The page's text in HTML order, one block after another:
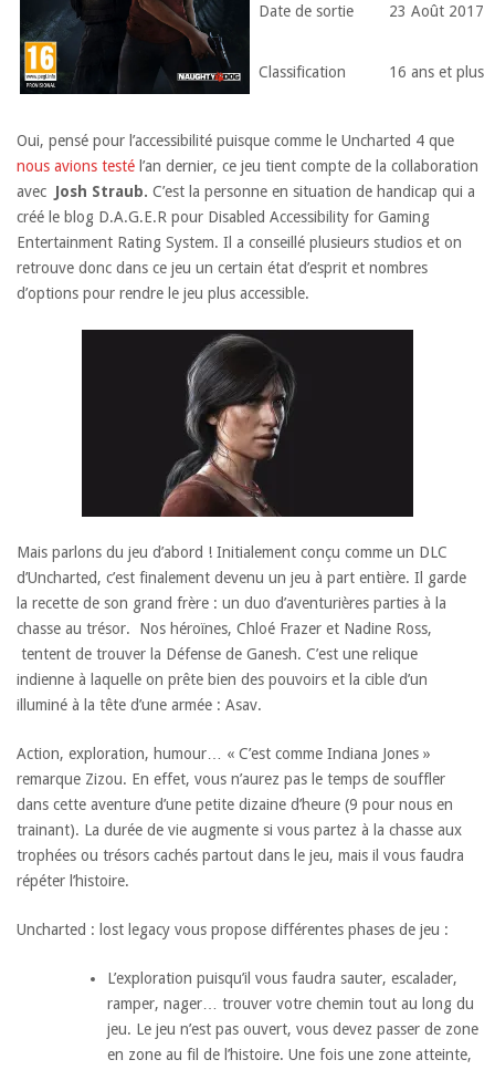
Date de sortie 23 Août 2017
Classification 16 ans et plus
Oui, pensé pour l’accessibilité puisque comme le Uncharted 4 que
nous avions testé l’an dernier, ce jeu tient compte de la collaboration
avec Josh Straub. C’est la personne en situation de handicap qui a
créé le blog D.A.G.E.R pour Disabled Accessibility for Gaming
Entertainment Rating System. Il a conseillé plusieurs studios et on
retrouve donc dans ce jeu un certain état d’esprit et nombres
d’options pour rendre le jeu plus accessible.
Mais parlons du jeu d’abord ! Initialement conçu comme un DLC
d’Uncharted, c’est finalement devenu un jeu à part entière. Il garde
la recette de son grand frère : un duo d’aventurières parties à la
chasse au trésor. Nos héroïnes, Chloé Frazer et Nadine Ross,
tentent de trouver la Défense de Ganesh. C’est une relique
indienne à laquelle on prête bien des pouvoirs et la cible d’un
illuminé à la tête d’une armée : Asav.
Action, exploration, humour… « C’est comme Indiana Jones »
remarque Zizou. En effet, vous n’aurez pas le temps de souffler
dans cette aventure d’une petite dizaine d’heure (9 pour nous en
trainant). La durée de vie augmente si vous partez à la chasse aux
trophées ou trésors cachés partout dans le jeu, mais il vous faudra
répéter l’histoire.
Uncharted : lost legacy vous propose différentes phases de jeu :
L’exploration puisqu’il vous faudra sauter, escalader,
ramper, nager… trouver votre chemin tout au long du
jeu. Le jeu n’est pas ouvert, vous devez passer de zone
en zone au fil de l’histoire. Une fois une zone atteinte,